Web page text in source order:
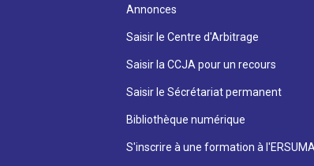
Annonces
Saisir le Centre d'Arbitrage
Saisir la CCJA pour un recours
Saisir le Sécrétariat permanent
Bibliothèque numérique
S'inscrire à une formation à l'ERSUMA